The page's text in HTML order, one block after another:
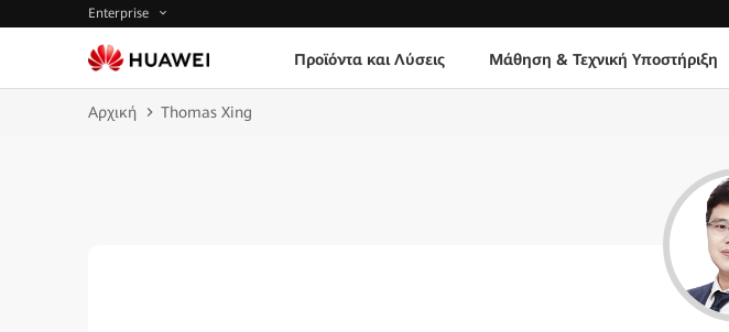
Enterprise
Προϊόντα και Λύσεις Μάθηση & Τεχνική Υποστήριξη
Αρχική Thomas Xing